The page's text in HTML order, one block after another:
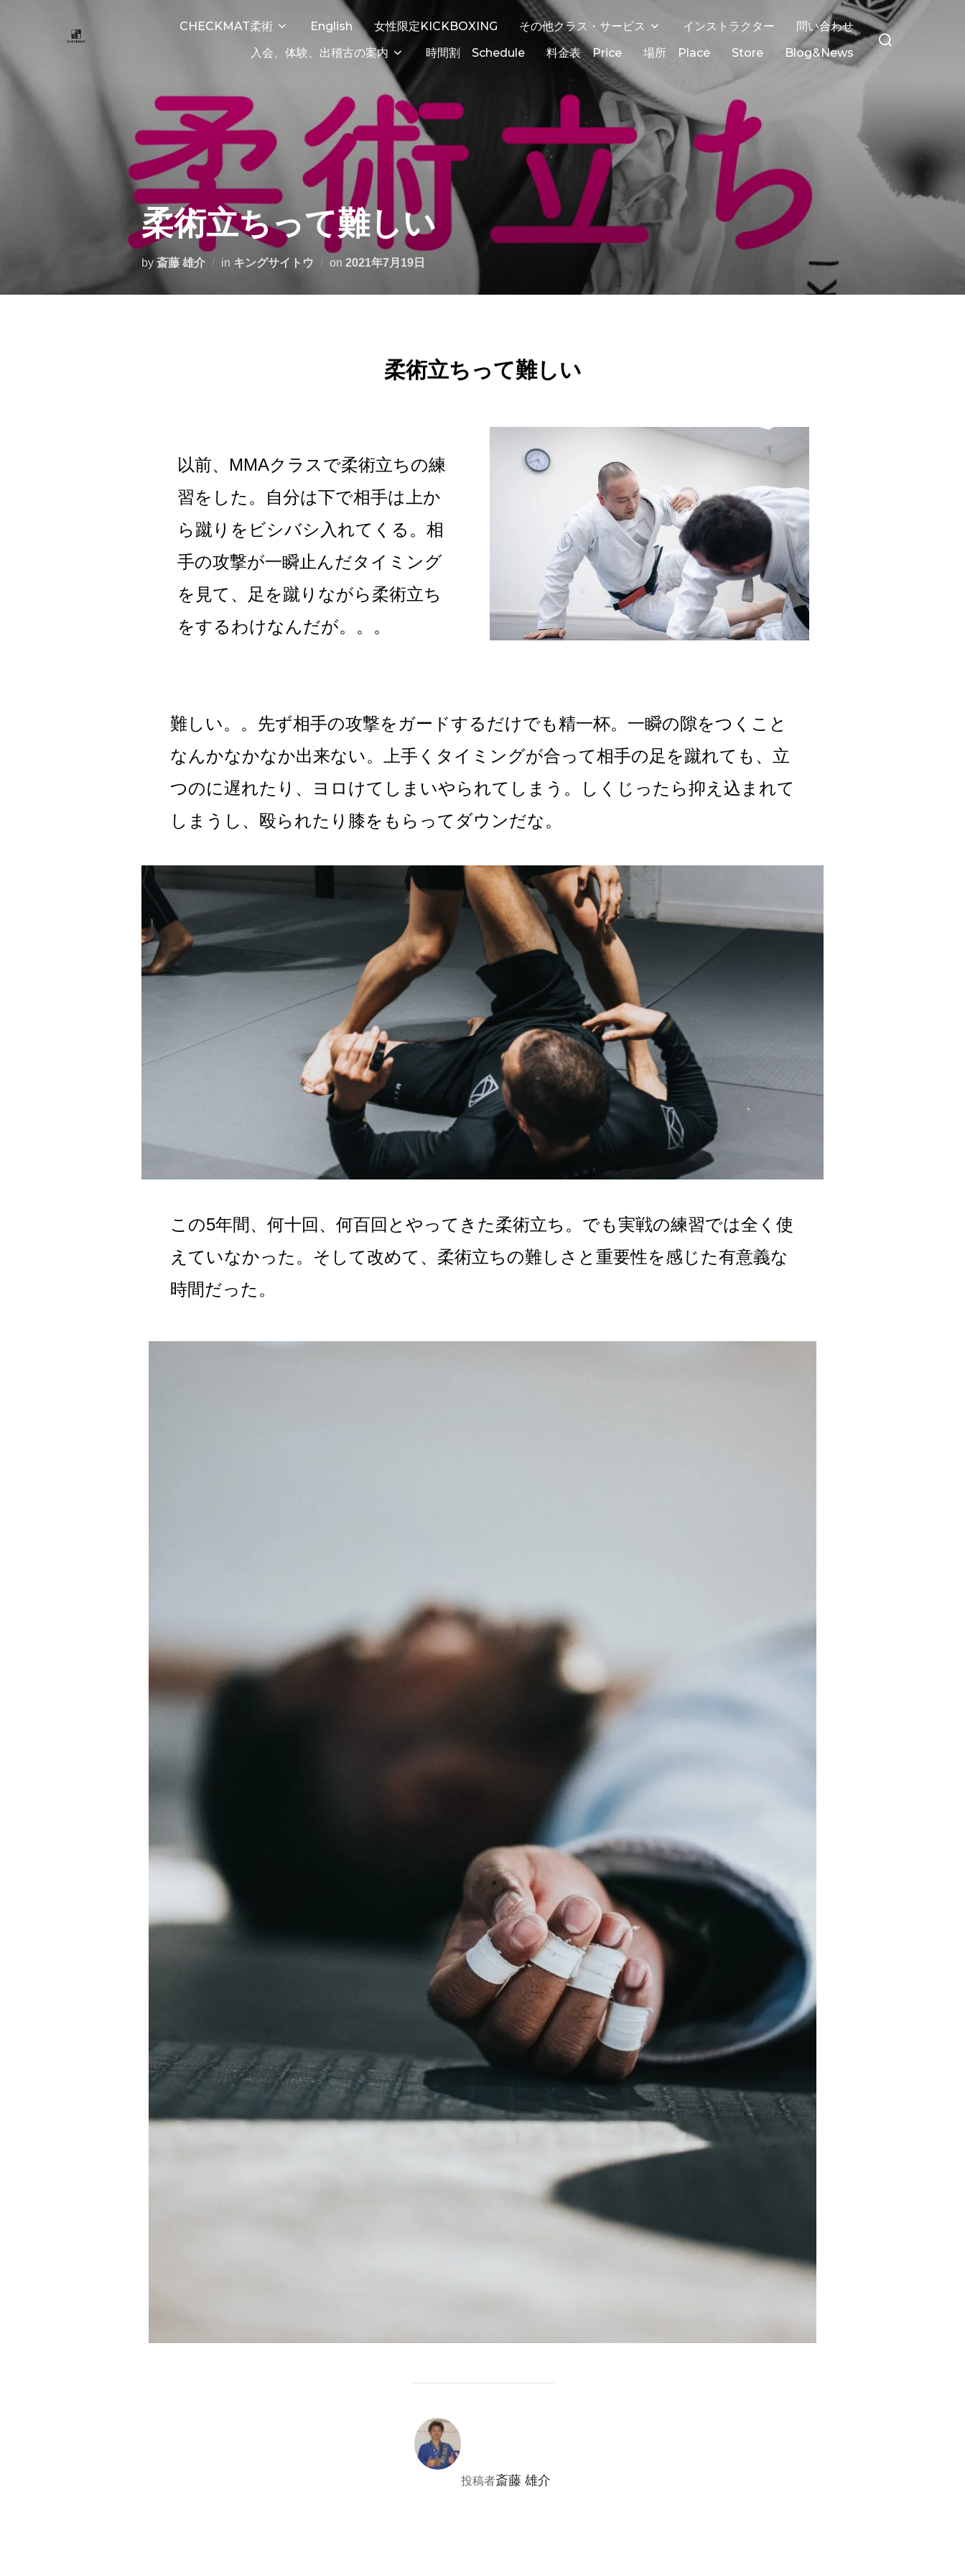
CHECKMAT柔術 English 女性限定KICKBOXING その他クラス・サービス インストラクター
問い合わせ
入会、体験、出稽古の案内
時間割 Schedule 料金表 Price 場所 Place Store Blog&News
柔術立ちって難しい
by 斎藤 雄介 in キングサイトウ on 2021年7月19日
柔術立ちって難しい
以前、MMAクラスで柔術立ちの練
習をした。自分は下で相手は上か
ら蹴りをビシバシ入れてくる。相
手の攻撃が一瞬止んだタイミング
を見て、足を蹴りながら柔術立ち
をするわけなんだが。。。
難しい。。先ず相手の攻撃をガードするだけでも精一杯。一瞬の隙をつくこと
なんかなかなか出来ない。上手くタイミングが合って相手の足を蹴れても、立
つのに遅れたり、ヨロけてしまいやられてしまう。しくじったら抑え込まれて
しまうし、殴られたり膝をもらってダウンだな。
この5年間、何十回、何百回とやってきた柔術立ち。でも実戦の練習では全く使
えていなかった。そして改めて、柔術立ちの難しさと重要性を感じた有意義な
時間だった。
投稿者斎藤 雄介